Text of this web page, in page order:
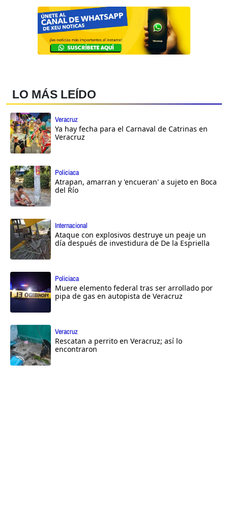
LO MÁS LEÍDO
Veracruz
Ya hay fecha para el Carnaval de Catrinas en
Veracruz
Policiaca
Atrapan, amarran y 'encueran' a sujeto en Boca
del Río
Internacional
Ataque con explosivos destruye un peaje un
día después de investidura de De la Espriella
Policiaca
Muere elemento federal tras ser arrollado por
pipa de gas en autopista de Veracruz
Veracruz
Rescatan a perrito en Veracruz; así lo
encontraron